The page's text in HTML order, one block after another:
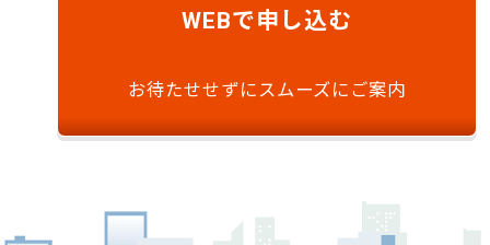
WEBで申し込む
お待たせせずにスムーズにご案内